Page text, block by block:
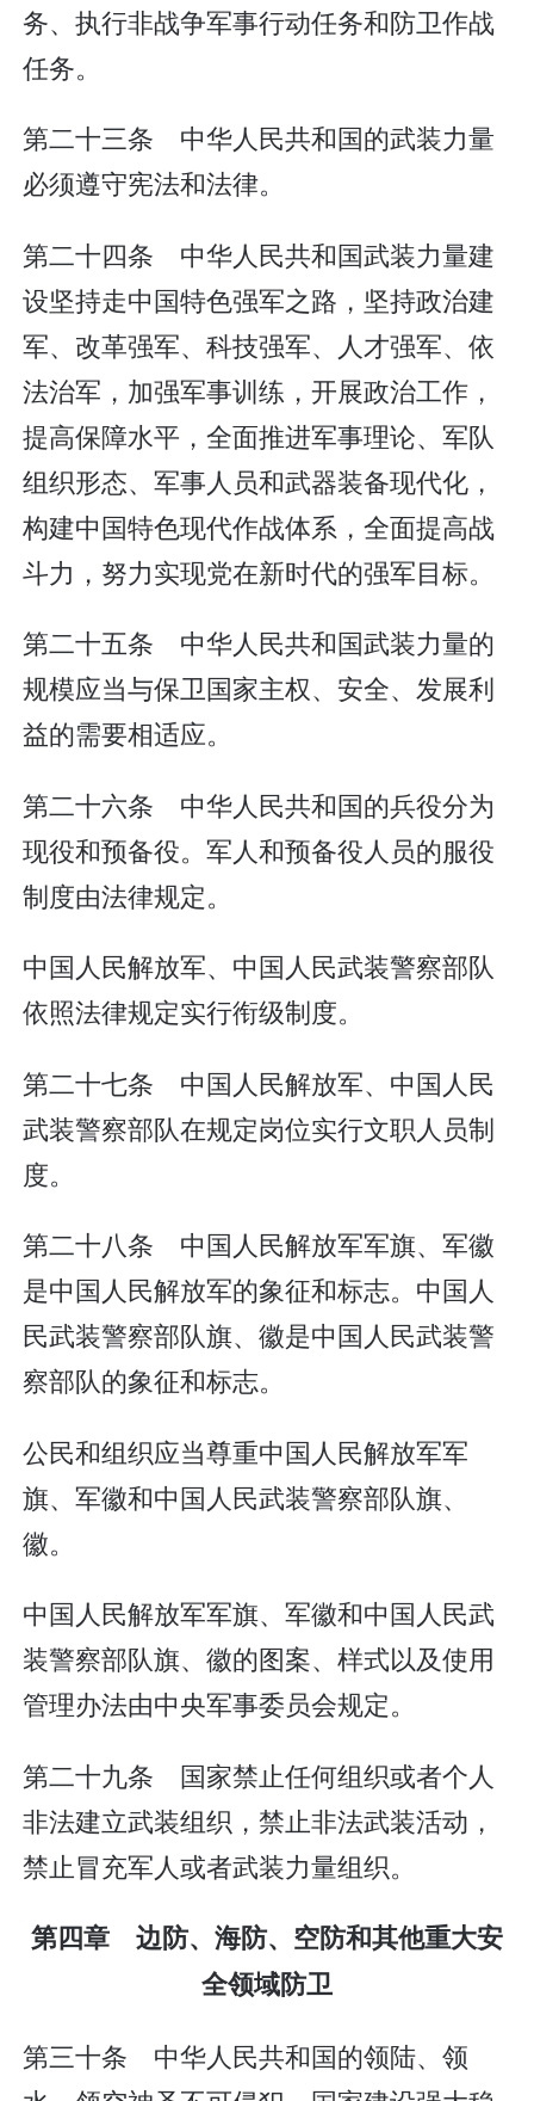
务、执行非战争军事行动任务和防卫作战
任务。
第二十三条 中华人民共和国的武装力量
必须遵守宪法和法律。
第二十四条 中华人民共和国武装力量建
设坚持走中国特色强军之路，坚持政治建
军、改革强军、科技强军、人才强军、依
法治军，加强军事训练，开展政治工作，
提高保障水平，全面推进军事理论、军队
组织形态、军事人员和武器装备现代化，
构建中国特色现代作战体系，全面提高战
斗力，努力实现党在新时代的强军目标。
第二十五条 中华人民共和国武装力量的
规模应当与保卫国家主权、安全、发展利
益的需要相适应。
第二十六条 中华人民共和国的兵役分为
现役和预备役。军人和预备役人员的服役
制度由法律规定。
中国人民解放军、中国人民武装警察部队
依照法律规定实行衔级制度。
第二十七条 中国人民解放军、中国人民
武装警察部队在规定岗位实行文职人员制
度。
第二十八条 中国人民解放军军旗、军徽
是中国人民解放军的象征和标志。中国人
民武装警察部队旗、徽是中国人民武装警
察部队的象征和标志。
公民和组织应当尊重中国人民解放军军
旗、军徽和中国人民武装警察部队旗、
徽。
中国人民解放军军旗、军徽和中国人民武
装警察部队旗、徽的图案、样式以及使用
管理办法由中央军事委员会规定。
第二十九条 国家禁止任何组织或者个人
非法建立武装组织，禁止非法武装活动，
禁止冒充军人或者武装力量组织。
第四章 边防、海防、空防和其他重大安
全领域防卫
第三十条 中华人民共和国的领陆、领